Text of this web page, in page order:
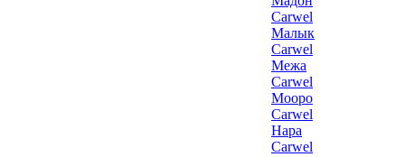
Carwel
Малык
Carwel
Межа
Carwel
Мооро
Carwel
Нара
Carwel